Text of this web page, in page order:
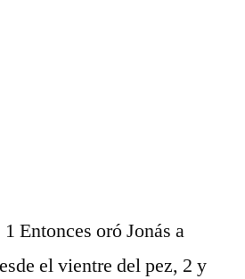
Entonces oró Jonás a
el vientre del pez, 2 y